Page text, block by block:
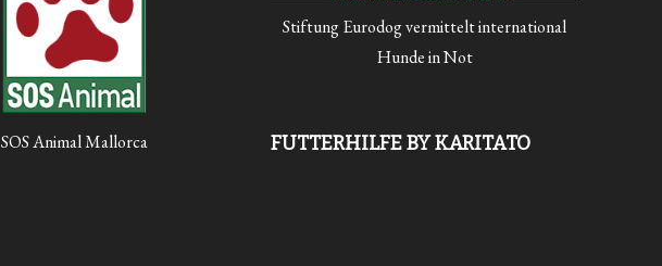
SOS Animal Mallorca
Stiftung Eurodog vermittelt international
Hunde in Not
FUTTERHILFE BY KARITATO